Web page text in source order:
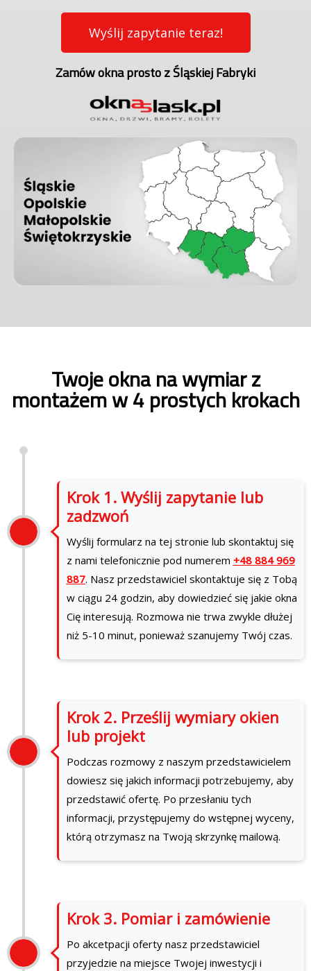
Wyślij zapytanie teraz!
Zamów okna prosto z Śląskiej Fabryki
Twoje okna na wymiar z
montażem w 4 prostych krokach
Krok 1. Wyślij zapytanie lub
zadzwoń
Wyślij formularz na tej stronie lub skontaktuj się
z nami telefonicznie pod numerem +48 884 969
887. Nasz przedstawiciel skontaktuje się z Tobą
w ciągu 24 godzin, aby dowiedzieć się jakie okna
Cię interesują. Rozmowa nie trwa zwykle dłużej
niż 5-10 minut, ponieważ szanujemy Twój czas.
Krok 2. Prześlij wymiary okien
lub projekt
Podczas rozmowy z naszym przedstawicielem
dowiesz się jakich informacji potrzebujemy, aby
przedstawić ofertę. Po przesłaniu tych
informacji, przystępujemy do wstępnej wyceny,
którą otrzymasz na Twoją skrzynkę mailową.
Krok 3. Pomiar i zamówienie
Po akcetpacji oferty nasz przedstawiciel
przyjedzie na miejsce Twojej inwestycji i